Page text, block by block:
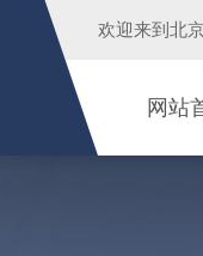
欢迎来到 北
网站